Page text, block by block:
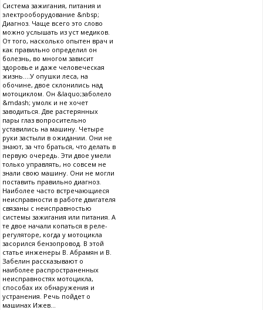
Система зажигания, питания и
электрооборудование &nbsp;
Диагноз. Чаще всего это слово
можно услышать из уст медиков.
От того, насколько опытен врач и
как правильно определил он
болезнь, во многом зависит
здоровье и даже человеческая
жизнь....У опушки леса, на
обочине, двое склонились над
мотоциклом. Он &laquo;заболело
&mdash; умолк и не хочет
заводиться. Две растерянных
пары глаз вопросительно
уставились на машину. Четыре
руки застыли в ожидании. Они не
знают, за что браться, что делать в
первую очередь. Эти двое умели
только управлять, но совсем не
знали свою машину. Они не могли
поставить правильно диагноз.
Наиболее часто встречающиеся
неисправности в работе двигателя
связаны с неисправностью
системы зажигания или питания. А
те двое начали копаться в реле-
регуляторе, когда у мотоцикла
засорился бензопровод. В этой
статье инженеры В. Абрамян и В.
Забелин рассказывают о
наиболее распространенных
неисправностях мотоцикла,
способах их обнаружения и
устранения. Речь пойдет о
машинах Ижев...